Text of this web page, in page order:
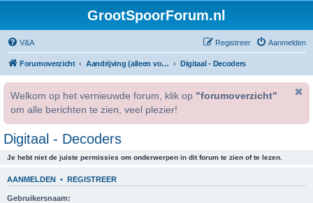
GrootSpoorForum.nl
V&A Aanmelden
Registreer
Forumoverzicht Aandrijving (alleen voor geregistreerde gebruikers). Digitaal - Decoders
Welkom op het vernieuwde forum, klik op "forumoverzicht"
om alle berichten te zien, veel plezier!
Digitaal - Decoders
Je hebt niet de juiste permissies om onderwerpen in dit forum te zien of te lezen.
AANMELDEN • REGISTREER
Gebruikersnaam: